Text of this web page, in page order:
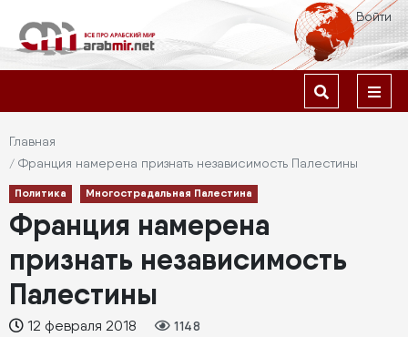
основному
содержанию
Меню
учётной
пользователя
Войти
навигация
Строка
навигации
Главная
Франция намерена признать независимость Палестины
Политика Многострадальная Палестина
Франция намерена
признать независимость
Палестины
12 февраля 2018 1148